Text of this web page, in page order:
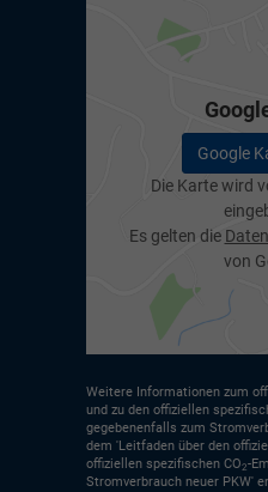
Google
Die Karte wird
Es gelten die
von
Weitere Informationen zum
und zu den offiziellen
gegebenenfalls zum
dem 'Leitfaden über den
offiziellen spezifischen CO2-
Stromverbrauch neuer PKW'